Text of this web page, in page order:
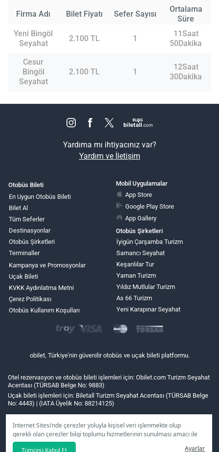
İnternet Sitesi’nde çerezler yoluyla kişisel veri işlenmekte olup
gerekli olan çerezler bilgi toplumu hizmetlerinin sunulması amacı ile
kullanılmaktadır. Tercihleriniz doğrultusunda size özel
Tümünü Kabul Et Ayarlar
Firma Adı Bilet Fiyatı Sefer Sayısı
Ortalama
Süre
Yeni Bingöl
Seyahat
2.100 TL 1
11Saat
50Dakika
Cesur
Bingöl
Seyahat
2.100 TL 1
12Saat
30Dakika
Yardıma mı ihtiyacınız var?
Yardım ve İletişim
Otobüs Bileti
En Uygun Otobüs Bileti
Bilet Al
Tüm Seferler
Destinasyonlar
Otobüs Şirketleri
Terminaller
Kampanya ve Promosyonlar
Uçak Bileti
KVKK Aydınlatma Metni
Çerez Politikası
Otobüs Kullanım Koşulları
Mobil Uygulamalar
App Store
Google Play Store
App Gallery
Otobüs Şirketleri
İyigün Çarşamba Turizm
Samancı Seyahat
Keşanlılar Tur
Yaman Turizm
Yıldız Mutlular Turizm
As 66 Turizm
Yeni Karapınar Seyahat
obilet, Türkiye'nin güvenilir otobüs ve uçak bileti platformu.
Otel rezervasyon ve otobüs bileti işlemleri için: Obilet.com Turizm Seyahat
Acentası (TÜRSAB Belge No: 9883)
Uçak bileti işlemleri için: Biletall Turizm Seyahat Acentası (TÜRSAB Belge
No: 4443) | (IATA Üyelik No: 88214125)